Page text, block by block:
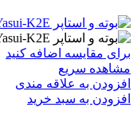
برای مقایسه اضافه کنید
مشاهده سریع
افزودن به علاقه مندی
افزودن به سبد خرید